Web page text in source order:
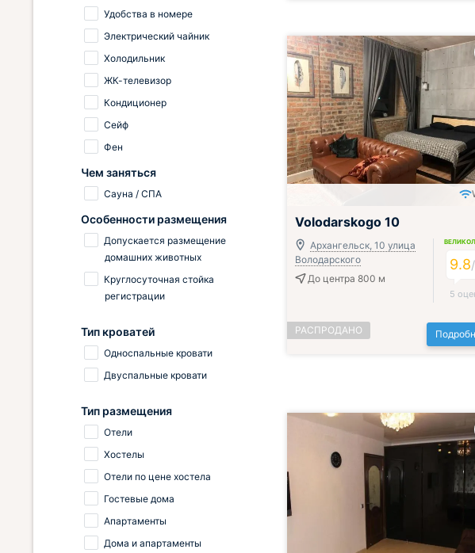
Volodarskogo 10
Архангельск, 10 улица
Володарского
До центра 800 м
9.8/
5
РАСПРОДАНО
Удобства в номере
Электрический чайник
Холодильник
ЖК-телевизор
Кондиционер
Сейф
Фен
Чем заняться
Сауна / СПА
Особенности размещения
Допускается размещение
домашних животных
Круглосуточная стойка
регистрации
Тип кроватей
Односпальные кровати
Двуспальные кровати
Тип размещения
Отели
Хостелы
Отели по цене хостела
Гостевые дома
Апартаменты
Дома и апартаменты